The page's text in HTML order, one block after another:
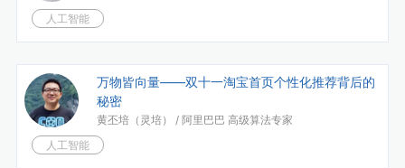
人工智能
万物皆向量——双十一淘宝首页个性化推荐背后的
秘密
黄丕培（灵培） / 阿里巴巴 高级算法专家
人工智能